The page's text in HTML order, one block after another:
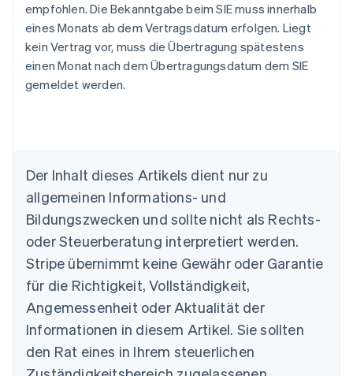
empfohlen. Die Bekanntgabe beim SIE muss innerhalb
eines Monats ab dem Vertragsdatum erfolgen. Liegt
kein Vertrag vor, muss die Übertragung spätestens
einen Monat nach dem Übertragungsdatum dem SIE
gemeldet werden.
Der Inhalt dieses Artikels dient nur zu
allgemeinen Informations- und
Bildungszwecken und sollte nicht als Rechts-
oder Steuerberatung interpretiert werden.
Stripe übernimmt keine Gewähr oder Garantie
für die Richtigkeit, Vollständigkeit,
Angemessenheit oder Aktualität der
Informationen in diesem Artikel. Sie sollten
den Rat eines in Ihrem steuerlichen
Australien
English
Belgien
NederlandsFrançaisDeutschEnglish
Português English